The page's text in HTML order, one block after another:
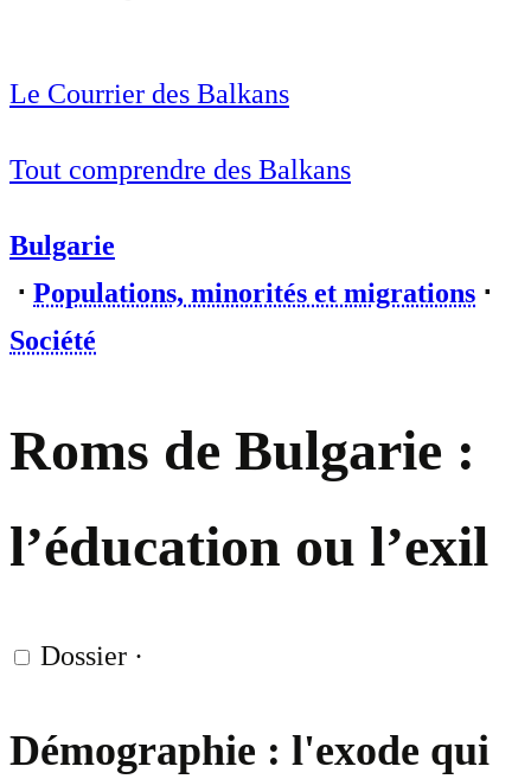
Le Courrier des Balkans
Tout comprendre des Balkans
Bulgarie
⋅ Populations, minorités et migrations ⋅
Société
Roms de Bulgarie :
l’éducation ou l’exil
Dossier ·
Démographie : l'exode qui